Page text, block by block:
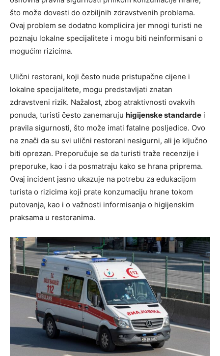
što može dovesti do ozbiljnih zdravstvenih problema.
Ovaj problem se dodatno komplicira jer mnogi turisti ne
poznaju lokalne specijalitete i mogu biti neinformisani o
mogućim rizicima.
Ulični restorani, koji često nude pristupačne cijene i
lokalne specijalitete, mogu predstavljati znatan
zdravstveni rizik. Nažalost, zbog atraktivnosti ovakvih
ponuda, turisti često zanemaruju higijenske standarde i
pravila sigurnosti, što može imati fatalne posljedice. Ovo
ne znači da su svi ulični restorani nesigurni, ali je ključno
biti oprezan. Preporučuje se da turisti traže recenzije i
preporuke, kao i da posmatraju kako se hrana priprema.
Ovaj incident jasno ukazuje na potrebu za edukacijom
turista o rizicima koji prate konzumaciju hrane tokom
putovanja, kao i o važnosti informisanja o higijenskim
praksama u restoranima.